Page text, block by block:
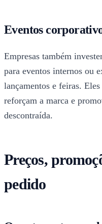
Eventos
Empresas também
para eventos internos ou
lançamentos e feiras.
reforçam a marca e
descontraída.
Preços,
pedido